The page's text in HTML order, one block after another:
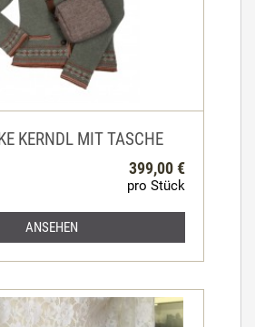
KERNDL MIT TASCHE
399,00 €
pro Stück
ANSEHEN